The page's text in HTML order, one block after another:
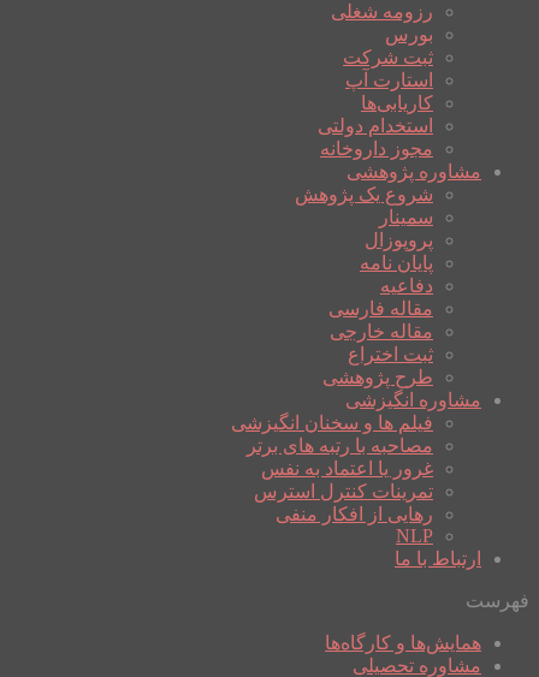
رزومه شغلی
بورس
ثبت شرکت
استارت آپ
کاریابی‌ها
استخدام دولتی
مجوز داروخانه
مشاوره پژوهشی
شروع یک پژوهش
سمینار
پروپوزال
پایان نامه
دفاعیه
مقاله فارسی
مقاله خارجی
ثبت اختراع
طرح پژوهشی
مشاوره انگیزشی
فیلم ها و سخنان انگیزشی
مصاحبه با رتبه های برتر
غرور یا اعتماد به نفس
تمرینات کنترل استرس
رهایی از افکار منفی
NLP
ارتباط با ما
فهرست
همایش‌ها و کارگاه‌ها
مشاوره تحصیلی